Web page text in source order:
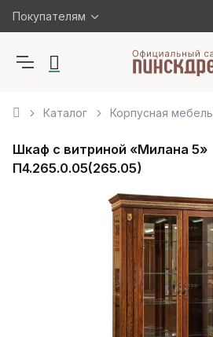
Покупателям
Каталог Корпусная мебель
Шкаф с витриной «Милана 5»
П4.265.0.05(265.05)